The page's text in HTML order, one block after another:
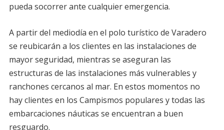
pueda socorrer ante cualquier emergencia.
A partir del mediodía en el polo turístico de Varadero
se reubicarán a los clientes en las instalaciones de
mayor seguridad, mientras se aseguran las
estructuras de las instalaciones más vulnerables y
ranchones cercanos al mar. En estos momentos no
hay clientes en los Campismos populares y todas las
embarcaciones náuticas se encuentran a buen
resguardo.